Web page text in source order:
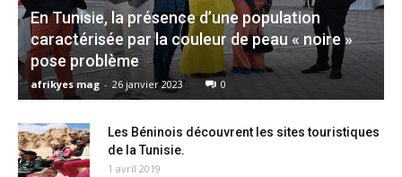
En Tunisie, la présence d’une population
caractérisée par la couleur de peau « noire »
pose problème
afrikyes mag - 26 janvier 2023 0
Les Béninois découvrent les sites touristiques
de la Tunisie.
1 avril 2019